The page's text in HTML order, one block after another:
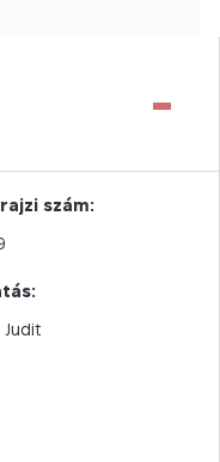
-
szám: